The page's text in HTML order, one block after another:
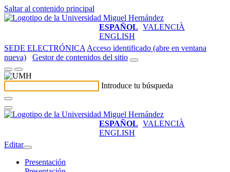
Saltar al contenido principal
ESPAÑOL VALENCIÀ
ENGLISH
SEDE ELECTRÓNICA Acceso identificado (abre en ventana
nueva)
Gestor de contenidos del sitio
Introduce tu búsqueda
ESPAÑOL VALENCIÀ
ENGLISH
Editar
Presentación